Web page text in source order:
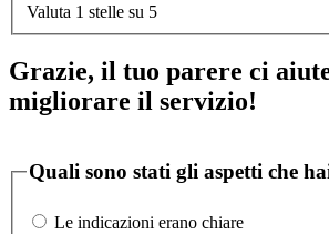
Valuta 1 stelle su 5
Grazie, il tuo parere ci
migliorare il servizio!
Quali sono stati gli aspetti che
Le indicazioni erano chiare